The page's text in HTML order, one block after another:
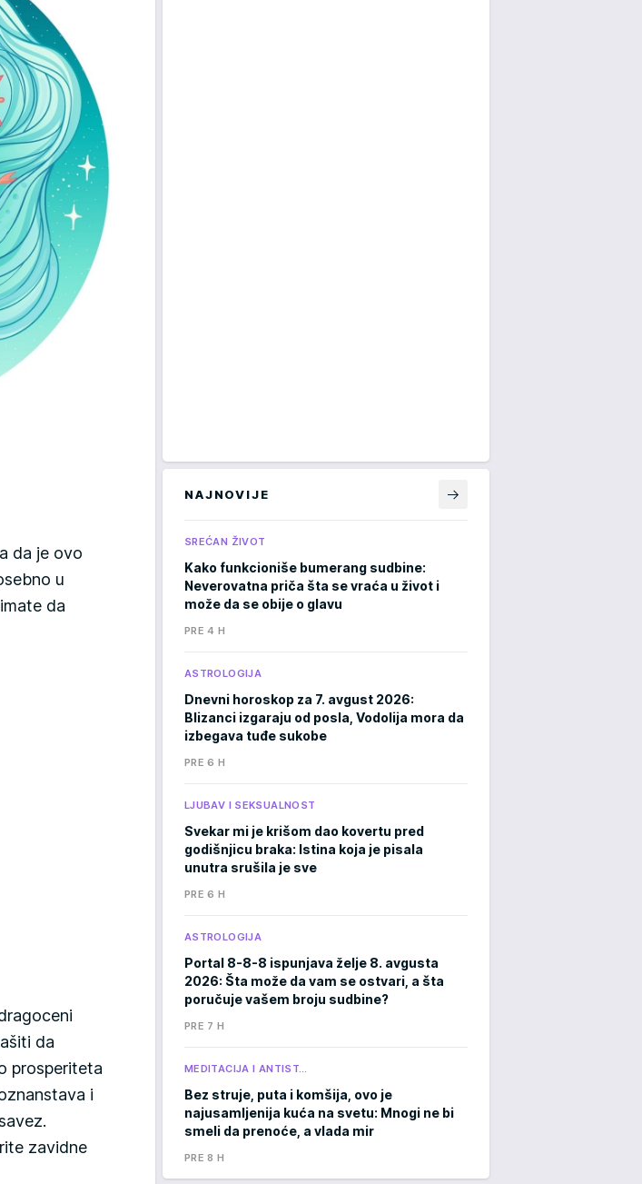
da je ovo
u
da
da
prosperiteta
i
zavidne
NAJNOVIJE
SREĆAN ŽIVOT
Kako funkcioniše bumerang sudbine:
Neverovatna priča šta se vraća u život i
može da se obije o glavu
PRE 4 H
ASTROLOGIJA
Dnevni horoskop za 7. avgust 2026:
Blizanci izgaraju od posla, Vodolija mora da
izbegava tuđe sukobe
PRE 6 H
LJUBAV I SEKSUALNOST
Svekar mi je krišom dao kovertu pred
godišnjicu braka: Istina koja je pisala
unutra srušila je sve
PRE 6 H
ASTROLOGIJA
Portal 8-8-8 ispunjava želje 8. avgusta
2026: Šta može da vam se ostvari, a šta
poručuje vašem broju sudbine?
PRE 7 H
MEDITACIJA I ANTIST…
Bez struje, puta i komšija, ovo je
najusamljenija kuća na svetu: Mnogi ne bi
smeli da prenoće, a vlada mir
PRE 8 H